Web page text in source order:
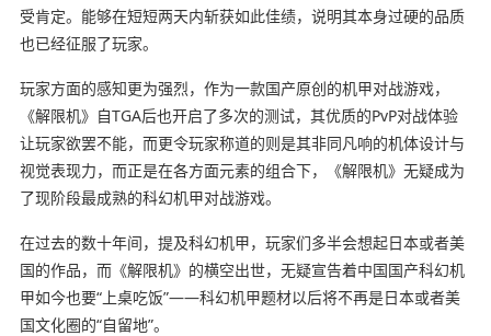
受肯定。能够在短短两天内斩获如此佳绩，说明其本身过硬的品质
也已经征服了玩家。
玩家方面的感知更为强烈，作为一款国产原创的机甲对战游戏，
《解限机》自TGA后也开启了多次的测试，其优质的PvP对战体验
让玩家欲罢不能，而更令玩家称道的则是其非同凡响的机体设计与
视觉表现力，而正是在各方面元素的组合下，《解限机》无疑成为
了现阶段最成熟的科幻机甲对战游戏。
在过去的数十年间，提及科幻机甲，玩家们多半会想起日本或者美
国的作品，而《解限机》的横空出世，无疑宣告着中国国产科幻机
甲如今也要“上桌吃饭”——科幻机甲题材以后将不再是日本或者美
国文化圈的“自留地”。